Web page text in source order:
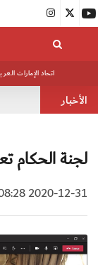
اتحاد الإمارات
الأخبار
لجنة الحكام
2020-12-31 08:28